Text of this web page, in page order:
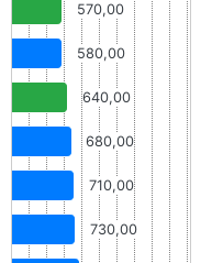
570,00
580,00
640,00
680,00
710,00
730,00